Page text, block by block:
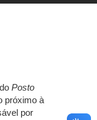
Posto
próximo à
por